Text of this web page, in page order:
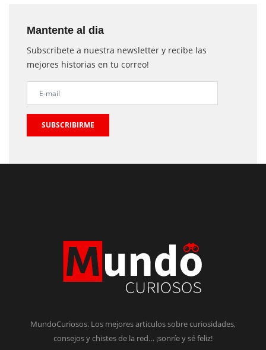
Mantente al dia
Subscribete a nuestra newsletter y recibe las
mejores historias en tu correo!
SUBSCRIBIRME
MundoCuriosos. Los mejores articulos sobre curiosidades,
consejos y chistes de la red… ¡sonríe y sé feliz!